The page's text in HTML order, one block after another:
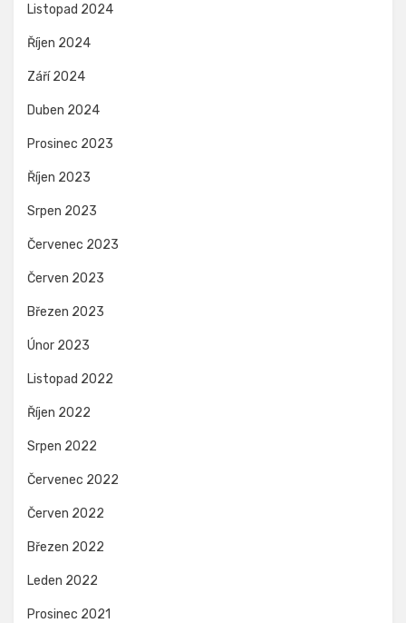
Listopad 2024
Říjen 2024
Září 2024
Duben 2024
Prosinec 2023
Říjen 2023
Srpen 2023
Červenec 2023
Červen 2023
Březen 2023
Únor 2023
Listopad 2022
Říjen 2022
Srpen 2022
Červenec 2022
Červen 2022
Březen 2022
Leden 2022
Prosinec 2021